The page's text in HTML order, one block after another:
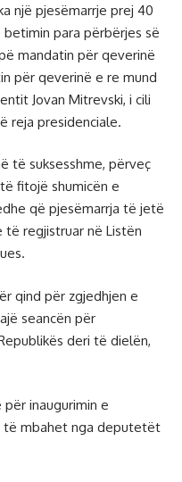
një pjesëmarrje prej 40
para përbërjes së
mandatin për qeverinë
për qeverinë e re mund
Jovan Mitrevski, i cili
reja presidenciale.
të suksesshme, përveç
fitojë shumicën e
që pjesëmarrja të jetë
regjistruar në Listën
qind për zgjedhjen e
seancën për
deri të dielën,
inaugurimin e
të mbahet nga deputetët